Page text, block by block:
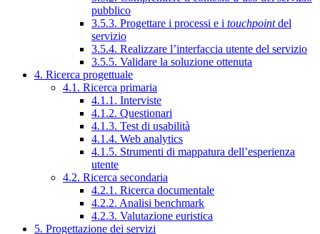
pubblico
3.5.3. Progettare i processi e i touchpointdel
servizio
3.5.4. Realizzare l’interfaccia utente del servizio
3.5.5. Validare la soluzione ottenuta
4. Ricerca progettuale
4.1. Ricerca primaria
4.1.1. Interviste
4.1.2. Questionari
4.1.3. Test di usabilità
4.1.4. Web analytics
4.1.5. Strumenti di mappatura dell’esperienza
utente
4.2. Ricerca secondaria
4.2.1. Ricerca documentale
4.2.2. Analisi benchmark
4.2.3. Valutazione euristica
5. Progettazione dei servizi